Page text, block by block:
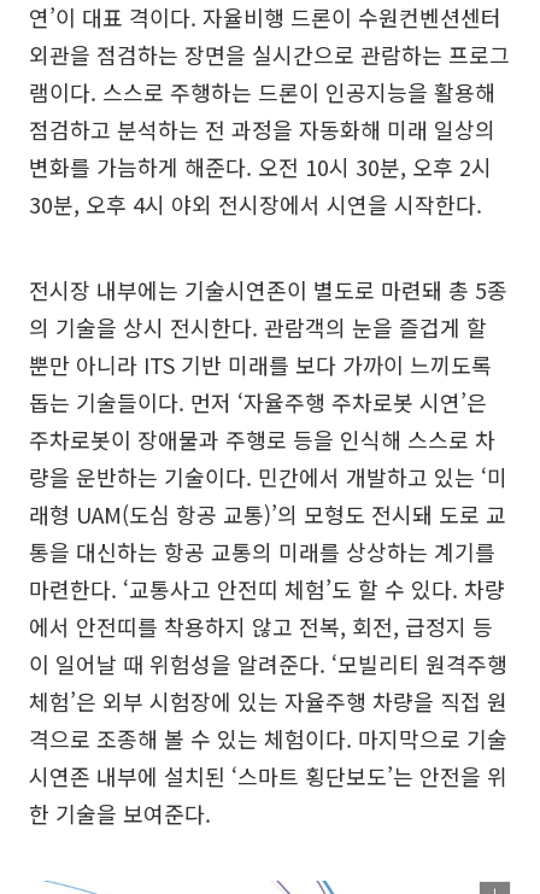
연’이 대표 격이다. 자율비행 드론이 수원컨벤션센터
외관을 점검하는 장면을 실시간으로 관람하는 프로그
램이다. 스스로 주행하는 드론이 인공지능을 활용해
점검하고 분석하는 전 과정을 자동화해 미래 일상의
변화를 가늠하게 해준다. 오전 10시 30분, 오후 2시
30분, 오후 4시 야외 전시장에서 시연을 시작한다.
전시장 내부에는 기술시연존이 별도로 마련돼 총 5종
의 기술을 상시 전시한다. 관람객의 눈을 즐겁게 할
뿐만 아니라 ITS 기반 미래를 보다 가까이 느끼도록
돕는 기술들이다. 먼저 ‘자율주행 주차로봇 시연’은
주차로봇이 장애물과 주행로 등을 인식해 스스로 차
량을 운반하는 기술이다. 민간에서 개발하고 있는 ‘미
래형 UAM(도심 항공 교통)’의 모형도 전시돼 도로 교
통을 대신하는 항공 교통의 미래를 상상하는 계기를
마련한다. ‘교통사고 안전띠 체험’도 할 수 있다. 차량
에서 안전띠를 착용하지 않고 전복, 회전, 급정지 등
이 일어날 때 위험성을 알려준다. ‘모빌리티 원격주행
체험’은 외부 시험장에 있는 자율주행 차량을 직접 원
격으로 조종해 볼 수 있는 체험이다. 마지막으로 기술
시연존 내부에 설치된 ‘스마트 횡단보도’는 안전을 위
한 기술을 보여준다.